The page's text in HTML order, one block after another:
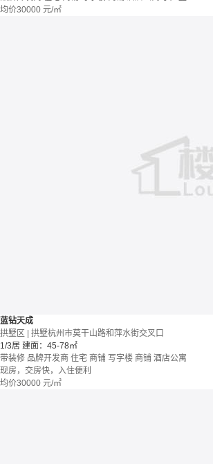
均价30000 元/㎡
蓝钻天成
拱墅区 | 拱墅杭州市莫干山路和萍水街交叉口
1/3居 建面：45-78㎡
带装修 品牌开发商 住宅 商铺 写字楼 商铺 酒店公寓
现房，交房快，入住便利
均价30000 元/㎡